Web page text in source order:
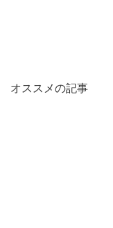
オススメの記事